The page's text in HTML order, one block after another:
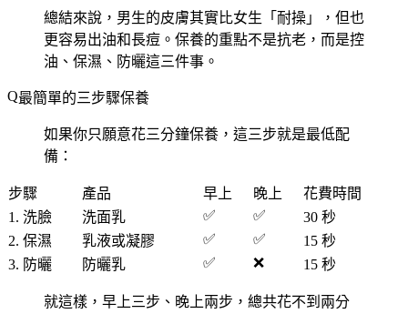
總結來說，男生的皮膚其實比女生「耐操」，但也
更容易出油和長痘。保養的重點不是抗老，而是控
油、保濕、防曬這三件事。
最簡單的三步驟保養
如果你只願意花三分鐘保養，這三步就是最低配
備：
步驟 產品 早上 晚上
花費時間
1. 洗臉
洗面乳 ✅ ✅
30 秒
2. 保濕
乳液或凝膠 ✅ ✅
15 秒
3. 防曬
防曬乳 ✅ ❌ 15 秒
就這樣，早上三步、晚上兩步，總共花不到兩分